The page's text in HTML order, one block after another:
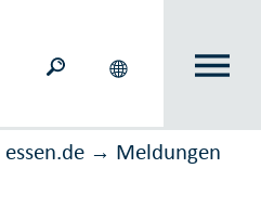
essen.de → Meldungen